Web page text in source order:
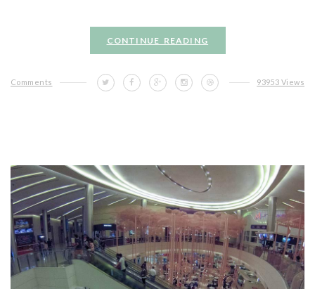
CONTINUE READING
Comments 93953 Views